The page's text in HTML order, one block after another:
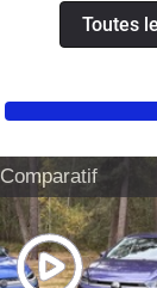
Toutes
Comparatif